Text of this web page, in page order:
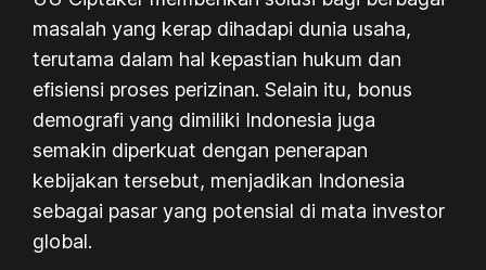
masalah yang kerap dihadapi dunia usaha,
terutama dalam hal kepastian hukum dan
efisiensi proses perizinan. Selain itu, bonus
demografi yang dimiliki Indonesia juga
semakin diperkuat dengan penerapan
kebijakan tersebut, menjadikan Indonesia
sebagai pasar yang potensial di mata investor
global.